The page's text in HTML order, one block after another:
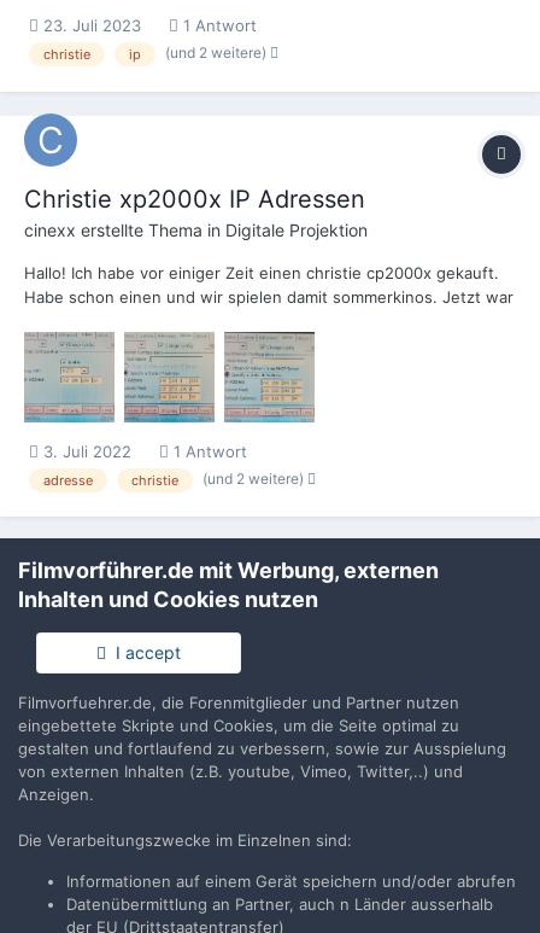
Kiste rein und kann die IP auslesen. Allerdings lässt sich am TPC
die IP nicht än...
23. Juli 2023 1 Antwort
christie ip (und 2 weitere)
Christie xp2000x IP Adressen
cinexx erstellte Thema in Digitale Projektion
Hallo! Ich habe vor einiger Zeit einen christie cp2000x gekauft.
Habe schon einen und wir spielen damit sommerkinos. Jetzt war
dabei. Heute hab ich versucht mit meinem Bildschirm vom
anderen cp den neuen projektor e...
3. Juli 2022 1 Antwort
adresse christie (und 2 weitere)
Filmvorführer.de via Google durchsuchen:
Sprache
Impressum / Datenschutzerklärung
Nutzungsbedingungen
Filmvorführer.de mit Werbung, externen
Inhalten und Cookies nutzen
I accept
Filmvorfuehrer.de, die Forenmitglieder und Partner nutzen
eingebettete Skripte und Cookies, um die Seite optimal zu
gestalten und fortlaufend zu verbessern, sowie zur Ausspielung
von externen Inhalten (z.B. youtube, Vimeo, Twitter,..) und
Anzeigen.
Die Verarbeitungszwecke im Einzelnen sind:
Informationen auf einem Gerät speichern und/oder abrufen
Datenübermittlung an Partner, auch n Länder ausserhalb
der EU (Drittstaatentransfer)